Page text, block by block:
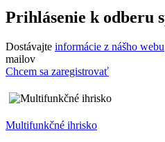
Prihlásenie k odberu
Dostávajte informácie z nášho webu
mailov
Chcem sa zaregistrovať
Multifunkčné ihrisko